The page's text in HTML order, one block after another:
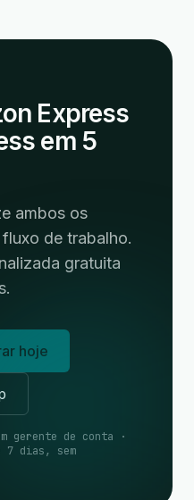
Express
em 5
ambos os
de trabalho.
gratuita
hoje
gerente de conta ·
7 dias, sem